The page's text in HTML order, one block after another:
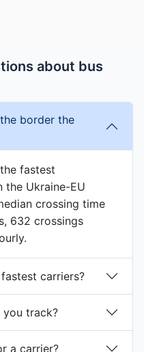
about bus
border the
fastest
the Ukraine-EU
crossing time
632 crossings
carriers?
you track?
a carrier?